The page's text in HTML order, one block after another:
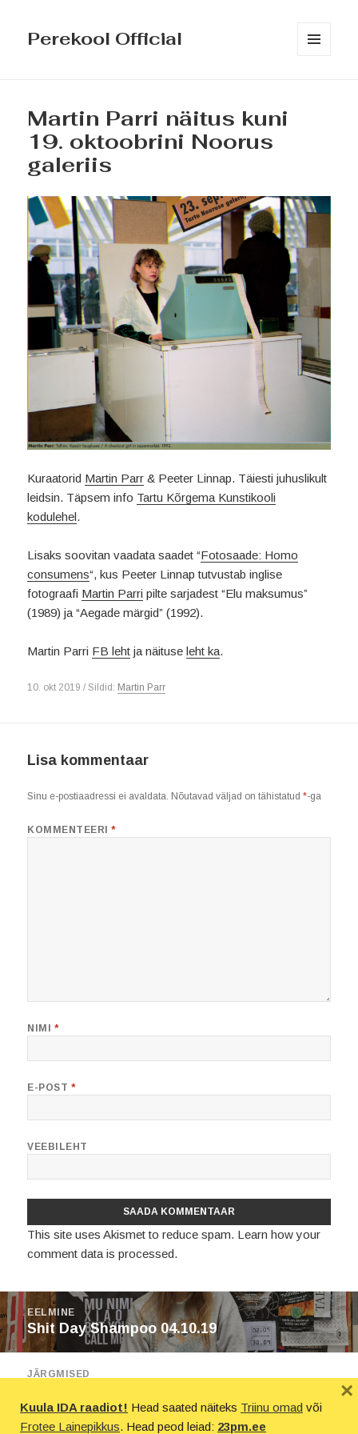
Perekool Official
Martin Parri näitus kuni
19. oktoobrini Noorus
galeriis
Kuraatorid Martin Parr & Peeter Linnap. Täiesti juhuslikult
leidsin. Täpsem info Tartu Kõrgema Kunstikooli
kodulehel.
Lisaks soovitan vaadata saadet “Fotosaade: Homo
consumens“, kus Peeter Linnap tutvustab inglise
fotograafi Martin Parri pilte sarjadest “Elu maksumus”
(1989) ja “Aegade märgid” (1992).
Martin Parri FB leht ja näituseleht ka.
10. okt 2019 / Sildid: Martin Parr
Lisa kommentaar
Sinu e-postiaadressi ei avaldata. Nõutavad väljad on tähistatud*-ga
KOMMENTEERI*
NIMI *
E-POST *
VEEBILEHT
This site uses Akismet to reduce spam. Learn how your
comment data is processed.
Navigeerimine
EELMINE
Eelmine
postitus:
Shit Day Shampoo 04.10.19
JÄRGMISED
postitus:
Kuula IDA raadiot! Head saated näiteks Triinu omad või
Frotee Lainepikkus. Head peod leiad: 23pm.ee
×